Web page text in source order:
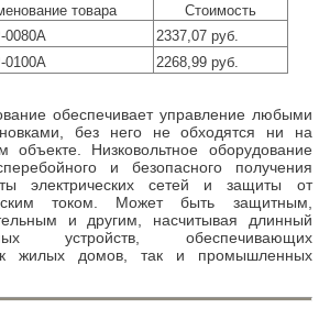
товара
Стоимость
0080А
2337,07 руб.
0100А 2268,99 руб.
обеспечивает управление любыми
без него не обходятся ни на
объекте. Низковольтное оборудование
и безопасного получения
электрических сетей и защиты от
током. Может быть защитным,
и другим, насчитывая длинный
устройств, обеспечивающих
жилых домов, так и промышленных